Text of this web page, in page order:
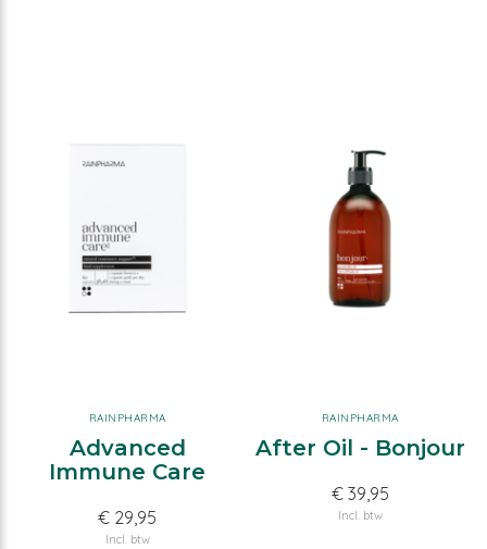
RAINPHARMA
Advanced
Immune Care
€ 29,95
Incl. btw
RAINPHARMA
After Oil - Bonjour
€ 39,95
Incl. btw